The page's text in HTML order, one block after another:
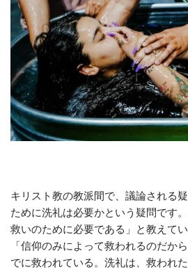
キリスト教の教派間で、議論される
ために洗礼は必要かという疑問です
救いのために必要である」と教えて
「信仰のみによって救われるのだか
でに救われている。洗礼は、救われ